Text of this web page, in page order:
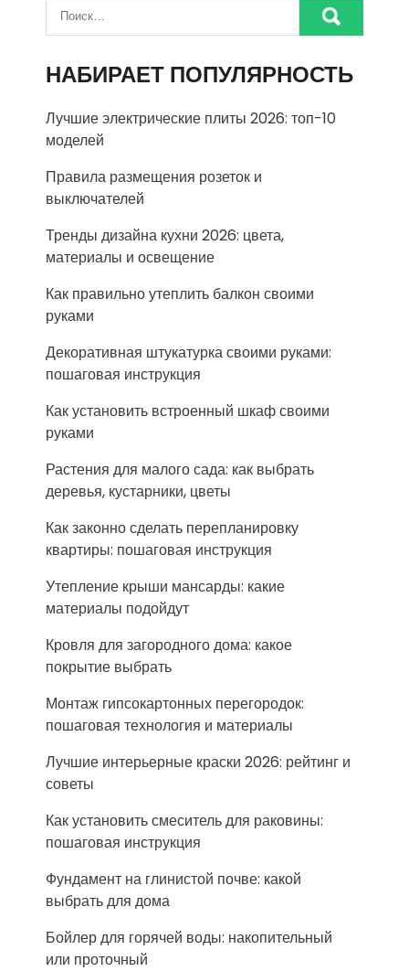
НАБИРАЕТ ПОПУЛЯРНОСТЬ
Лучшие электрические плиты 2026: топ-10
моделей
Правила размещения розеток и
выключателей
Тренды дизайна кухни 2026: цвета,
материалы и освещение
Как правильно утеплить балкон своими
руками
Декоративная штукатурка своими руками:
пошаговая инструкция
Как установить встроенный шкаф своими
руками
Растения для малого сада: как выбрать
деревья, кустарники, цветы
Как законно сделать перепланировку
квартиры: пошаговая инструкция
Утепление крыши мансарды: какие
материалы подойдут
Кровля для загородного дома: какое
покрытие выбрать
Монтаж гипсокартонных перегородок:
пошаговая технология и материалы
Лучшие интерьерные краски 2026: рейтинг и
советы
Как установить смеситель для раковины:
пошаговая инструкция
Фундамент на глинистой почве: какой
выбрать для дома
Бойлер для горячей воды: накопительный
или проточный